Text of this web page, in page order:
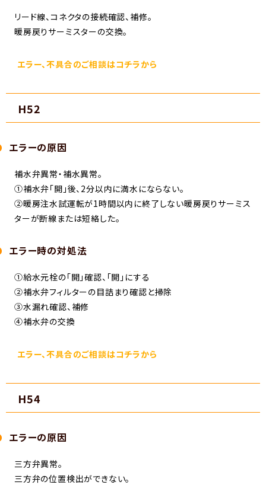
リード線、コネクタの接続確認、補修。
暖房戻りサーミスターの交換。
エラー、不具合のご相談はコチラから
H52
エラーの原因
補水弁異常・補水異常。
①補水弁「開」後、2分以内に満水にならない。
②暖房注水試運転が1時間以内に終了しない暖房戻りサーミス
ターが断線または短絡した。
エラー時の対処法
①給水元栓の「開」確認、「開」にする
②補水弁フィルターの目詰まり確認と掃除
③水漏れ確認、補修
④補水弁の交換
エラー、不具合のご相談はコチラから
H54
エラーの原因
三方弁異常。
三方弁の位置検出ができない。